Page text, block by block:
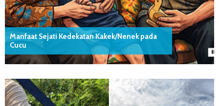
Manfaat Sejati Kedekatan Kakek/Nenek pada
Cucu